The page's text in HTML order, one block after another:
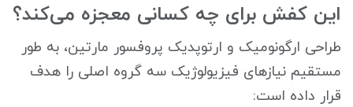
این کفش برای چه کسانی معجزه می‌کند؟
طراحی ارگونومیک و ارتوپدیک پروفسور مارتین، به طور
مستقیم نیازهای فیزیولوژیک سه گروه اصلی را هدف
قرار داده است: